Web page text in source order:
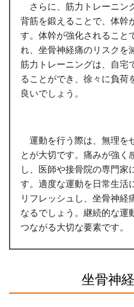
さらに、筋力トレーニン
背筋を鍛えることで、体幹
す。体幹が強化されること
れ、坐骨神経痛のリスクを
筋力トレーニングは、自宅
ることができ、徐々に負荷
良いでしょう。
運動を行う際は、無理を
とが大切です。痛みが強く
し、医師や接骨院の専門家
す。適度な運動を日常生活
リフレッシュし、坐骨神経
なるでしょう。継続的な運
つながる大切な要素です。
坐骨神